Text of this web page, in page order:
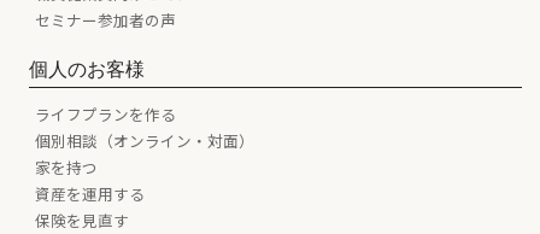
セミナー参加者の声
個人のお客様
ライフプランを作る
個別相談（オンライン・対面）
家を持つ
資産を運用する
保険を見直す